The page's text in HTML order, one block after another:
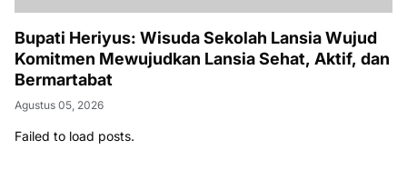
Bupati Heriyus: Wisuda Sekolah Lansia Wujud
Komitmen Mewujudkan Lansia Sehat, Aktif, dan
Bermartabat
Agustus 05, 2026
Failed to load posts.